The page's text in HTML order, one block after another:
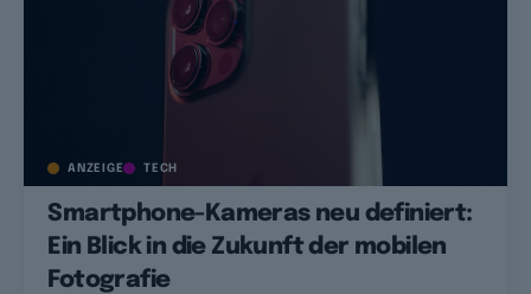
ANZEIGE TECH
Smartphone-Kameras neu definiert:
Ein Blick in die Zukunft der mobilen
Fotografie